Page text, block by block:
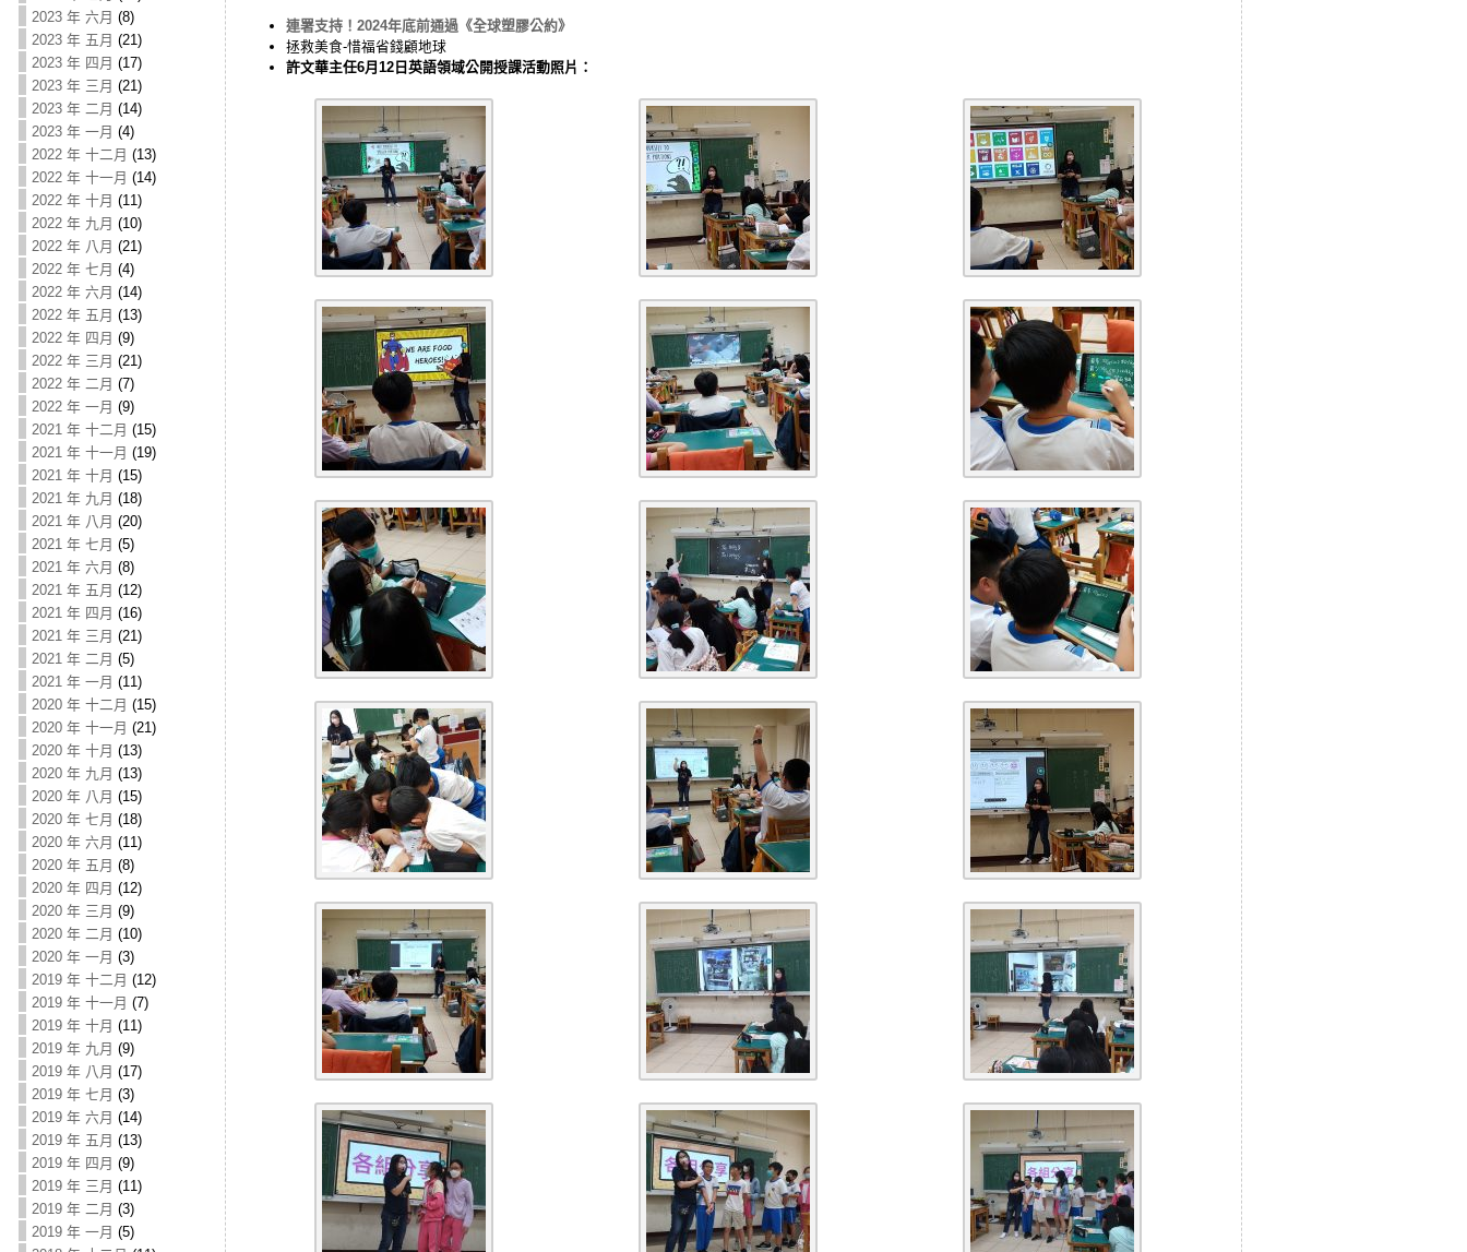
2023 年 六月 (8)
2023 年 五月 (21)
2023 年 四月 (17)
2023 年 三月 (21)
2023 年 二月 (14)
2023 年 一月 (4)
2022 年 十二月 (13)
2022 年 十一月 (14)
2022 年 十月 (11)
2022 年 九月 (10)
2022 年 八月 (21)
2022 年 七月 (4)
2022 年 六月 (14)
2022 年 五月 (13)
2022 年 四月 (9)
2022 年 三月 (21)
2022 年 二月 (7)
2022 年 一月 (9)
2021 年 十二月 (15)
2021 年 十一月 (19)
2021 年 十月 (15)
2021 年 九月 (18)
2021 年 八月 (20)
2021 年 七月 (5)
2021 年 六月 (8)
2021 年 五月 (12)
2021 年 四月 (16)
2021 年 三月 (21)
2021 年 二月 (5)
2021 年 一月 (11)
2020 年 十二月 (15)
2020 年 十一月 (21)
2020 年 十月 (13)
2020 年 九月 (13)
2020 年 八月 (15)
2020 年 七月 (18)
2020 年 六月 (11)
2020 年 五月 (8)
2020 年 四月 (12)
2020 年 三月 (9)
2020 年 二月 (10)
2020 年 一月 (3)
2019 年 十二月 (12)
2019 年 十一月 (7)
2019 年 十月 (11)
2019 年 九月 (9)
2019 年 八月 (17)
2019 年 七月 (3)
2019 年 六月 (14)
2019 年 五月 (13)
2019 年 四月 (9)
2019 年 三月 (11)
2019 年 二月 (3)
2019 年 一月 (5)
連署支持！2024年底前通過《全球塑膠公約》
拯救美食-惜福省錢顧地球
許文華主任6月12日英語領域公開授課活動照片：